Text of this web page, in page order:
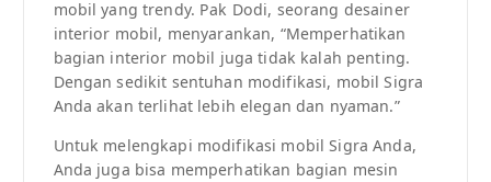
mobil yang trendy. Pak Dodi, seorang desainer
interior mobil, menyarankan, “Memperhatikan
bagian interior mobil juga tidak kalah penting.
Dengan sedikit sentuhan modifikasi, mobil Sigra
Anda akan terlihat lebih elegan dan nyaman.”
Untuk melengkapi modifikasi mobil Sigra Anda,
Anda juga bisa memperhatikan bagian mesin